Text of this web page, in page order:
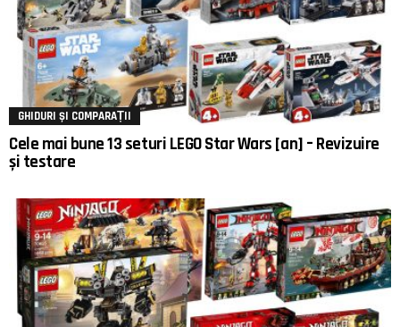
GHIDURI ȘI COMPARAȚII
Cele mai bune 13 seturi LEGO Star Wars [an] – Revizuire
și testare